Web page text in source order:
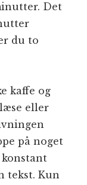
Det
du to
kaffe og
eller
på noget
tekst. Kun